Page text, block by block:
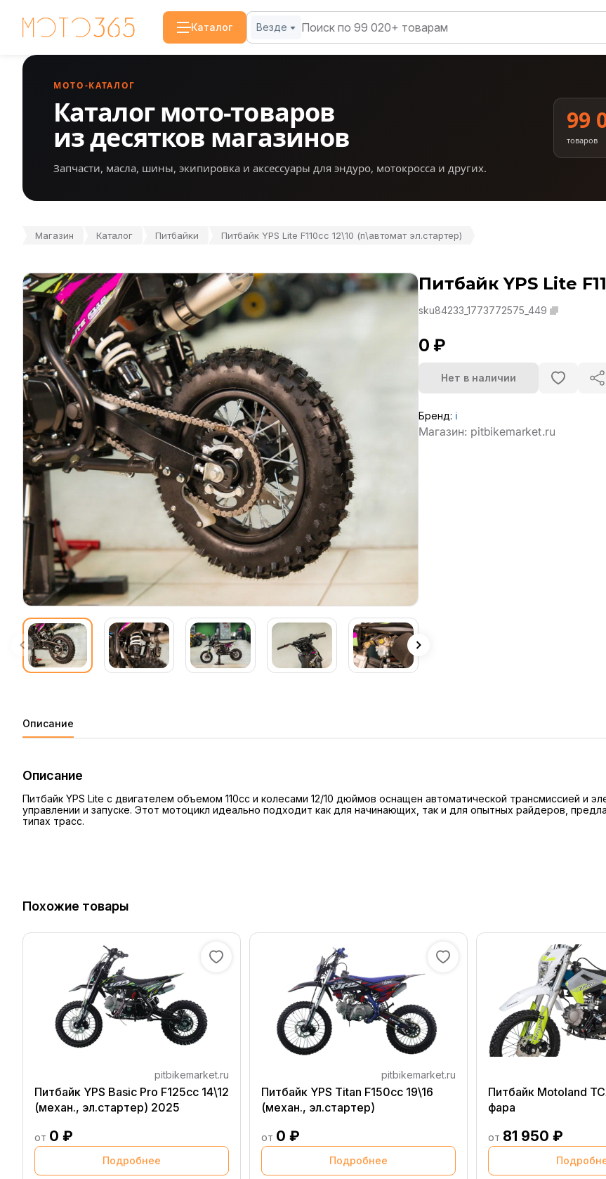
Каталог Везде
МОТО-КАТАЛОГ
Каталог мото-товаров
из десятков магазинов
Запчасти, масла, шины, экипировка и аксессуары для эндуро, мотокросса и других.
99
товаров
Магазин Каталог Питбайки Питбайк YPS Lite F110cc 12\10 (п\автомат эл.стартер)
Питбайк YPS Lite
sku84233_1773772575_449
0 ₽
Нет в наличии
Бренд: ℹ️
Описание
Описание
Питбайк YPS Lite с двигателем объемом 110cc и колесами 12/10 дюймов оснащен автоматической трансмиссией и
управлении и запуске. Этот мотоцикл идеально подходит как для начинающих, так и для опытных райдеров,
типах трасс.
Похожие товары
pitbikemarket.ru
Питбайк YPS Basic Pro F125cc 14\12
(механ., эл.стартер) 2025
от 0 ₽
Подробнее
pitbikemarket.ru
Питбайк YPS Titan F150cc 19\16
(механ., эл.стартер)
от 0 ₽
Подробнее
Питбайк Motoland
фара
от 81 950 ₽